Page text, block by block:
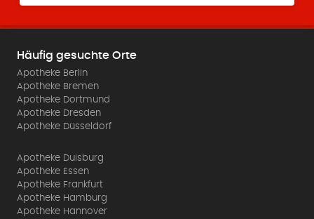
Häufig gesuchte Orte
Apotheke Berlin
Apotheke Bremen
Apotheke Dortmund
Apotheke Dresden
Apotheke Düsseldorf
Apotheke Duisburg
Apotheke Essen
Apotheke Frankfurt
Apotheke Hamburg
Apotheke Hannover